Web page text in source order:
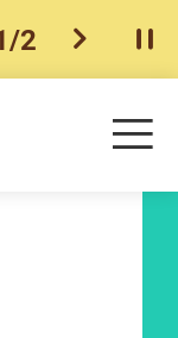
个
/2 下一个开
目